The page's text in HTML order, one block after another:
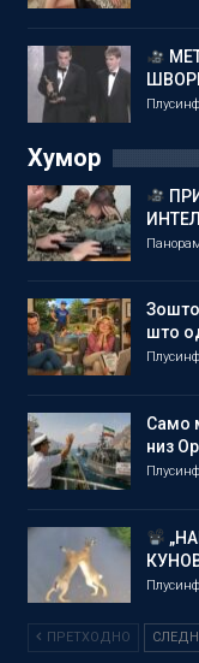
Хумор
што
Само
низ
ПРЕТХОДНО